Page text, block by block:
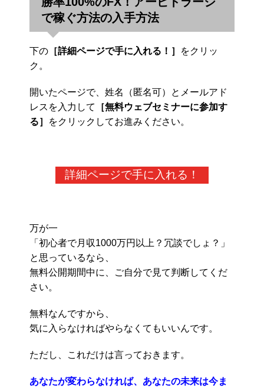
で稼ぐ方法の入手方法
下の ［詳細ページで手に入れる！］
をクリッ
ク。
開いたページで、姓名（匿名可）とメールアド
レスを入力して
［無料ウェブセミナーに参加す
る］
をクリックしてお進みください。
詳細ページで手に入れる！
万が一
「初心者で月収1000万円以上？冗談でしょ？」
と思っているなら、
無料公開期間中に、ご自分で見て判断してくだ
さい。
無料なんですから、
気に入らなければやらなくてもいいんです。
ただし、これだけは言っておきます。
あなたが変わらなければ、あなたの未来は今ま